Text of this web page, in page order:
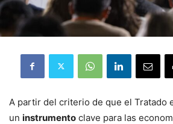
A partir del criterio de que el Tratado
un instrumento clave para las